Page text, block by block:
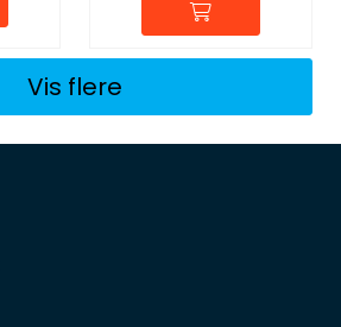
Vis flere